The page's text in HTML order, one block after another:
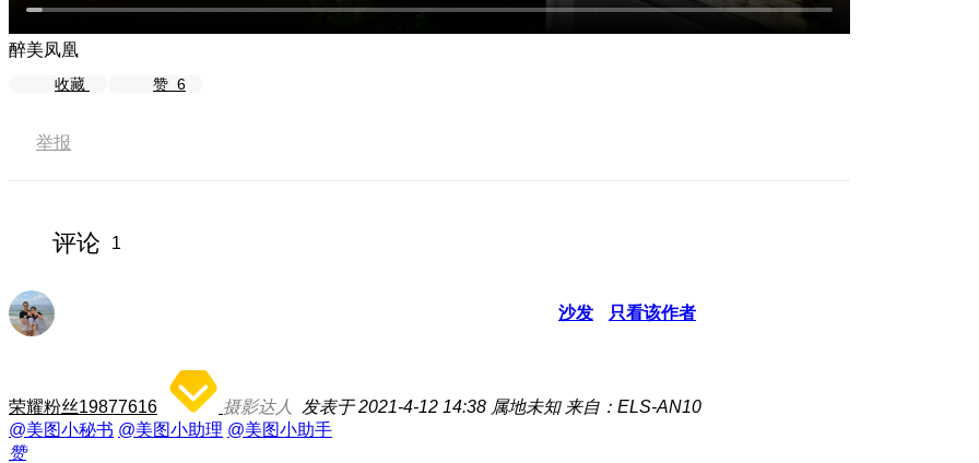
醉美凤凰
收藏 赞 6
举报
评论 1
沙发 只看该作者
荣耀粉丝19877616 摄影达人 发表于 2021-4-12 14:38 属地未知 来自：ELS-AN10
@美图小秘书 @美图小助理 @美图小助手
赞